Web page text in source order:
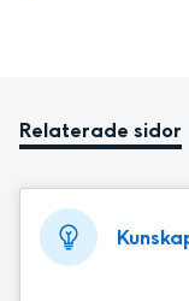
Relaterade sidor